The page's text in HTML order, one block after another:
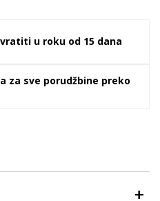
u roku od 15 dana
za sve porudžbine preko